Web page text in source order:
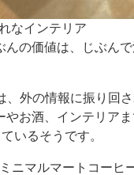
なインテリア
の価値は、じぶん
、外の情報に振り回
お酒、インテリア
いるそうです。
ニマルマートコーヒ